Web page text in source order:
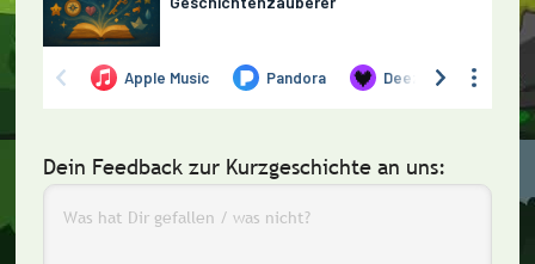
Dein Feedback zur Kurzgeschichte an uns: